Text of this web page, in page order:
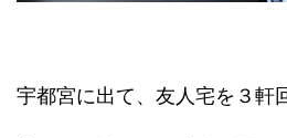
宇都宮に出て、友人宅を３軒